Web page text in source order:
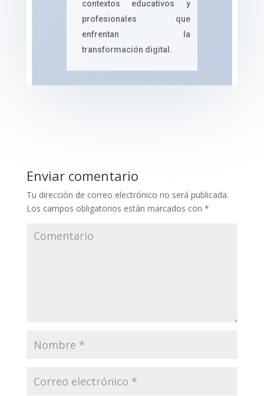
contextos educativos y
profesionales que
enfrentan la
transformación digital.
Enviar comentario
Tu dirección de correo electrónico no será publicada.
Los campos obligatorios están marcados con *